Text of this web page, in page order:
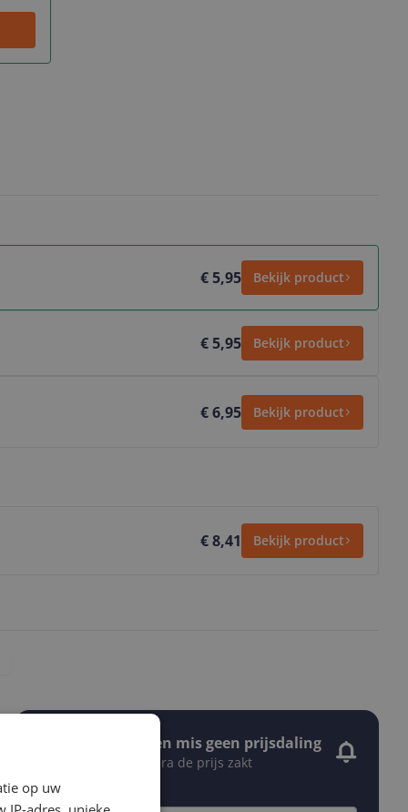
€ 5,95 Bekijk product
€ 5,95 Bekijk product
€ 6,95 Bekijk product
€ 8,41 Bekijk product
Stel een alert in en mis geen prijsdaling
Krijg een seintje zodra de prijs zakt
op uw